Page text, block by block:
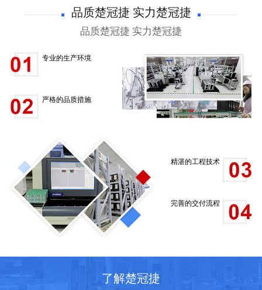
品质楚冠捷 实力楚冠捷
品质楚冠捷 实力楚冠捷
专业的生产环境
严格的品质措施
精湛的工程技术
完善的交付流程
了解楚冠捷